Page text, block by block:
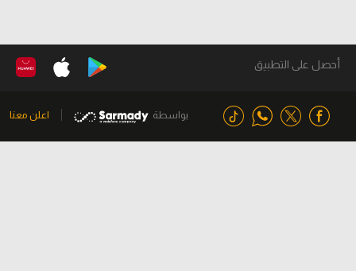
أحصل على التطبيق
بواسطة اعلن معنا